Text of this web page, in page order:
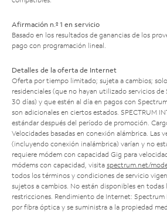
Afirmación n.º 1 en servicio
Basado en los resultados de ganancias de los
pago con programación lineal.
Detalles de la oferta de Internet
Oferta por tiempo limitado; sujeta a cambios;
residenciales (que no hayan utilizado servicios
30 días) y que estén al día en pagos con
son adicionales en ciertos estados. SPECTRUM
estándar después del período de promoción.
Velocidades basadas en conexión alámbrica. Las
(incluyendo conexión inalámbrica) varían y no
requiere módem con capacidad Gig para
módems con capacidad, visita spectrum.net/
todos los términos y condiciones de servicio
sujetos a cambios. No están disponibles en todas
restricciones. Rendimiento de Internet:
por fibra óptica y se suministra a la propiedad